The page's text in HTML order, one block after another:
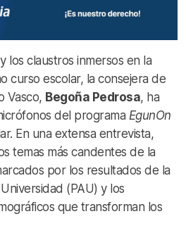
los claustros inmersos en la
curso escolar, la consejera de
Vasco, Begoña Pedrosa, ha
del programa EgunOn
. En una extensa entrevista,
temas más candentes de la
por los resultados de la
(PAU) y los
que transforman los